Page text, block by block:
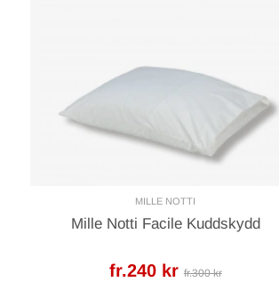
MILLE NOTTI
Mille Notti Facile Kuddskydd
fr.240 kr fr.300 kr